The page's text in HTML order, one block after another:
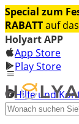
Special zum
RABATTauf
Holyart APP
App Store
Play Store
Hilfe und
Entdecken Sie